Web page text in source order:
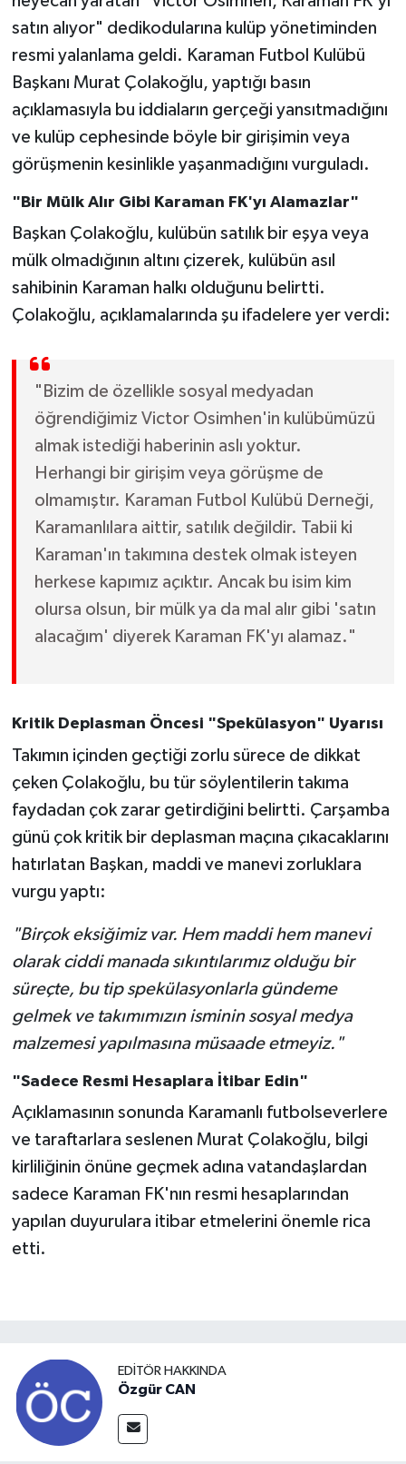
satın alıyor" dedikodularına kulüp yönetiminden
resmi yalanlama geldi. Karaman Futbol Kulübü
Başkanı Murat Çolakoğlu, yaptığı basın
açıklamasıyla bu iddiaların gerçeği yansıtmadığını
ve kulüp cephesinde böyle bir girişimin veya
görüşmenin kesinlikle yaşanmadığını vurguladı.
"Bir Mülk Alır Gibi Karaman FK'yı Alamazlar"
Başkan Çolakoğlu, kulübün satılık bir eşya veya
mülk olmadığının altını çizerek, kulübün asıl
sahibinin Karaman halkı olduğunu belirtti.
Çolakoğlu, açıklamalarında şu ifadelere yer verdi:
"Bizim de özellikle sosyal medyadan
öğrendiğimiz Victor Osimhen'in kulübümüzü
almak istediği haberinin aslı yoktur.
Herhangi bir girişim veya görüşme de
olmamıştır. Karaman Futbol Kulübü Derneği,
Karamanlılara aittir, satılık değildir. Tabii ki
Karaman'ın takımına destek olmak isteyen
herkese kapımız açıktır. Ancak bu isim kim
olursa olsun, bir mülk ya da mal alır gibi 'satın
alacağım' diyerek Karaman FK'yı alamaz."
Kritik Deplasman Öncesi "Spekülasyon" Uyarısı
Takımın içinden geçtiği zorlu sürece de dikkat
çeken Çolakoğlu, bu tür söylentilerin takıma
faydadan çok zarar getirdiğini belirtti. Çarşamba
günü çok kritik bir deplasman maçına çıkacaklarını
hatırlatan Başkan, maddi ve manevi zorluklara
vurgu yaptı:
"Birçok eksiğimiz var. Hem maddi hem manevi
olarak ciddi manada sıkıntılarımız olduğu bir
süreçte, bu tip spekülasyonlarla gündeme
gelmek ve takımımızın isminin sosyal medya
malzemesi yapılmasına müsaade etmeyiz."
"Sadece Resmi Hesaplara İtibar Edin"
Açıklamasının sonunda Karamanlı futbolseverlere
ve taraftarlara seslenen Murat Çolakoğlu, bilgi
kirliliğinin önüne geçmek adına vatandaşlardan
sadece Karaman FK'nın resmi hesaplarından
yapılan duyurulara itibar etmelerini önemle rica
etti.
EDITÖR HAKKINDA
Özgür CAN